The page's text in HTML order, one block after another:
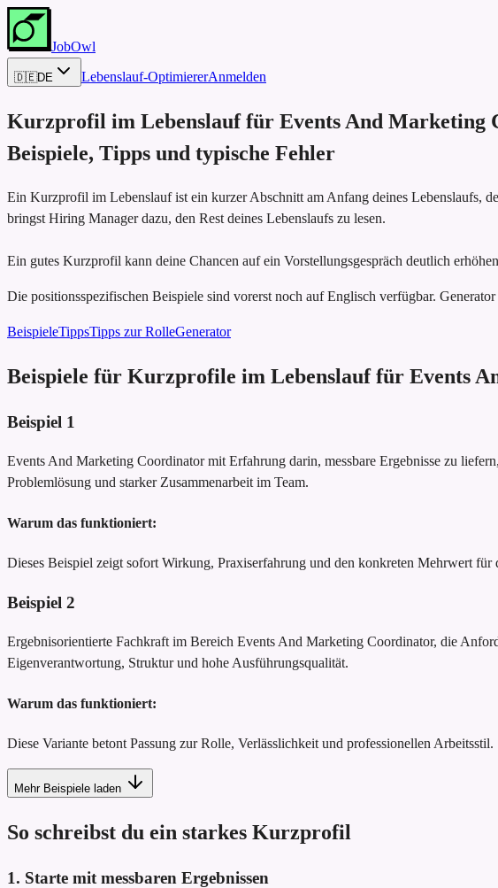
JobOwl
🇩🇪DE Lebenslauf-OptimiererAnmelden
Kurzprofil im Lebenslauf für Events And Marketing
Beispiele, Tipps und typische Fehler
Ein Kurzprofil im Lebenslauf ist ein kurzer Abschnitt am Anfang deines Lebenslaufs,
bringst Hiring Manager dazu, den Rest deines Lebenslaufs zu lesen.
Ein gutes Kurzprofil kann deine Chancen auf ein Vorstellungsgespräch deutlich
Die positionsspezifischen Beispiele sind vorerst noch auf Englisch verfügbar.
BeispieleTippsTipps zur RolleGenerator
Beispiele für Kurzprofile im Lebenslauf für Events
Beispiel 1
Events And Marketing Coordinator mit Erfahrung darin, messbare Ergebnisse zu
Problemlösung und starker Zusammenarbeit im Team.
Warum das funktioniert:
Dieses Beispiel zeigt sofort Wirkung, Praxiserfahrung und den konkreten Mehrwert für
Beispiel 2
Ergebnisorientierte Fachkraft im Bereich Events And Marketing Coordinator, die
Eigenverantwortung, Struktur und hohe Ausführungsqualität.
Warum das funktioniert:
Diese Variante betont Passung zur Rolle, Verlässlichkeit und professionellen Arbeitsstil.
Mehr Beispiele laden
So schreibst du ein starkes Kurzprofil
1. Starte mit messbaren Ergebnissen